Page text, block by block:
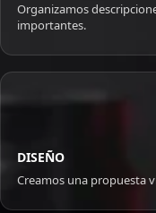
Organizamos
importantes.
DISEÑO
Creamos una propuesta